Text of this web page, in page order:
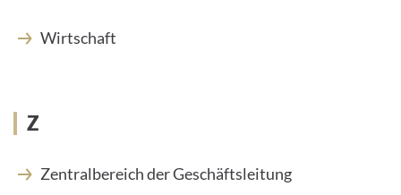
Wirtschaft
Z
Zentralbereich der Geschäftsleitung